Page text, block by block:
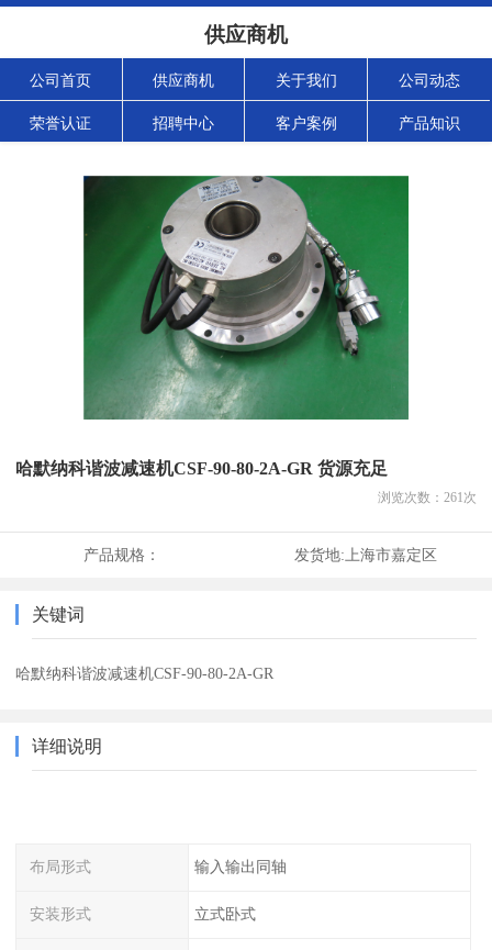
供应商机
公司首页 供应商机 关于我们 公司动态
荣誉认证 招聘中心 客户案例 产品知识
哈默纳科谐波减速机CSF-90-80-2A-GR 货源充足
浏览次数： 261次
产品规格： 发货地: 上海市嘉定区
关键词
哈默纳科谐波减速机CSF-90-80-2A-GR
详细说明
布局形式 输入输出同轴
安装形式 立式卧式